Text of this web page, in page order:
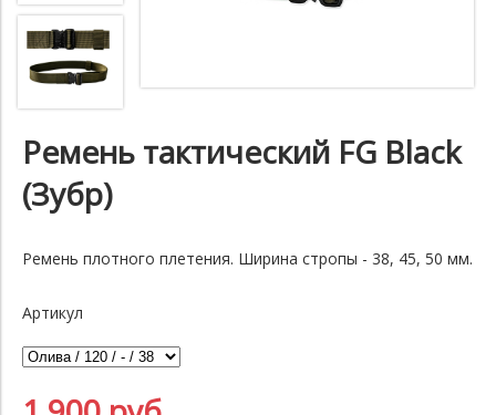
Ремень тактический FG Black
(Зубр)
Ремень плотного плетения. Ширина стропы - 38, 45, 50 мм.
Артикул